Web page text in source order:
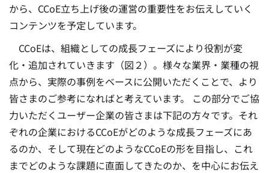
から、CCoE立ち上げ後の運営の重要性をお伝えしていく
コンテンツを予定しています。
CCoEは、組織としての成長フェーズにより役割が変
化・追加されていきます（図２）。様々な業界・業種の視
点から、実際の事例をベースに公開いただくことで、より
皆さまのご参考になればと考えています。 この部分でご協
力いただくユーザー企業の皆さまは下記の方々です。それ
ぞれの企業におけるCCoEがどのような成長フェーズにあ
るのか、そして現在どのようなCCoEの形を目指し、これ
までどのような課題に直面してきたのか、を中心にお伝え